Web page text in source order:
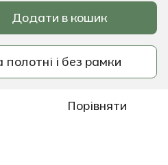
Додати в кошик
і без рамки
Порівняти